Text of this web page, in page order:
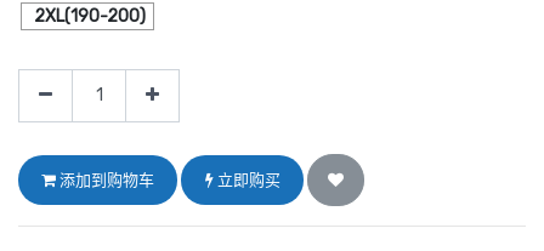
2XL(190-200)
添加到购物车 立即购买